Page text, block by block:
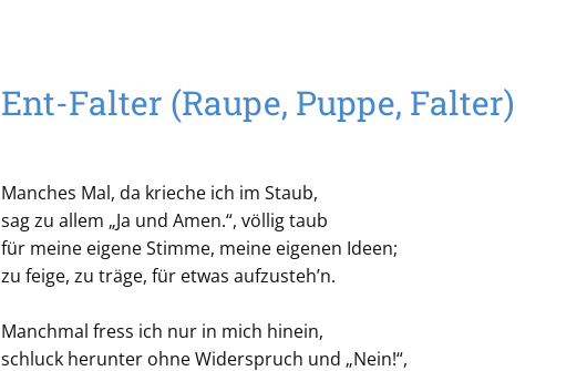
Ent-Falter (Raupe, Puppe, Falter)
Manches Mal, da krieche ich im Staub,
sag zu allem „Ja und Amen.“, völlig taub
für meine eigene Stimme, meine eigenen Ideen;
zu feige, zu träge, für etwas aufzusteh’n.
Manchmal fress ich nur in mich hinein,
schluck herunter ohne Widerspruch und „Nein!“,